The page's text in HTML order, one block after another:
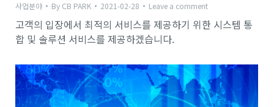
사업분야 By CB PARK 2021-02-28 Leave a comment
고객의 입장에서 최적의 서비스를 제공하기 위한 시스템 통
합 및 솔루션 서비스를 제공하겠습니다.